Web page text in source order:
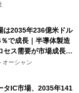
は2035年236億米ドル
で成長｜半導体製造
セス需要が市場成長を
オーシャン
タIC市場、2035年141